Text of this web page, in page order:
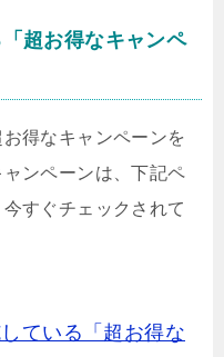
超お得なキャンペ
得なキャンペーンを
ンペーンは、下記ペ
すぐチェックされて
ている「超お得な